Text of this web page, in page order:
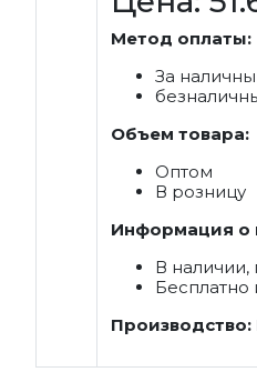
Метод оплаты:
За
Объем товара:
Оптом
В розницу
Информация о
В наличии,
Бесплатно
Производство: